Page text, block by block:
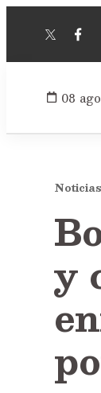
twitter
08
Noticias
y